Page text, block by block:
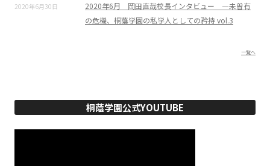
2020年6月30日
2020年6月 岡田直哉校長インタビュー ―未曽有
の危機、桐蔭学園の私学人としての矜持 vol.3
一覧へ
桐蔭学園公式YOUTUBE